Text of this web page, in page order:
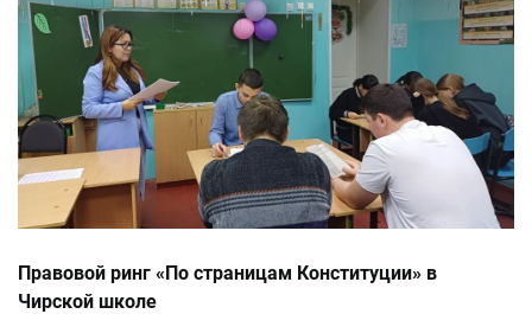
Правовой ринг «По страницам Конституции» в
Чирской школе